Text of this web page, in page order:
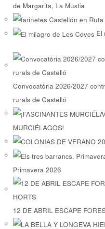
de Margarita, La Mustia
El
Convocatòria 2026/2027
rurals de Castelló
MURCIÉLAGOS!
Primavera 2026
12 DE ABRIL ESCAPE